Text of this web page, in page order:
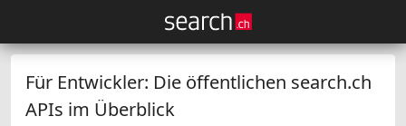
Für Entwickler: Die öffentlichen search.ch
APIs im Überblick